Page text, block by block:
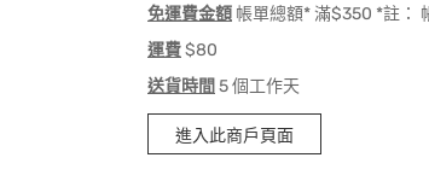
免運費金額 帳單總額* 滿$350 *註：
運費$80
送貨時間 5 個工作天
進入此商戶頁面